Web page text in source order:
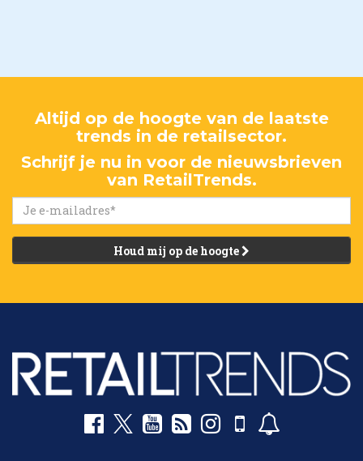
Altijd op de hoogte van de laatste
trends in de retailsector.
Schrijf je nu in voor de nieuwsbrieven
van RetailTrends.
Houd mij op de hoogte